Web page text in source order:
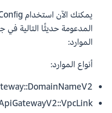
المدعومة حديثًا التالية في
الموارد:
أنواع الموارد: